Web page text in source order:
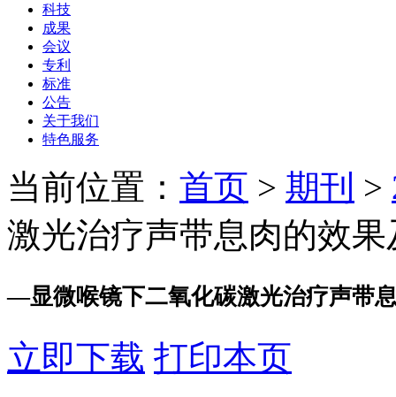
科技
成果
会议
专利
标准
公告
关于我们
特色服务
当前位置： 首页 > 期刊 >
激光治疗声带息肉的效
—显微喉镜下二氧化碳激光治疗声带
立即下载 打印本页